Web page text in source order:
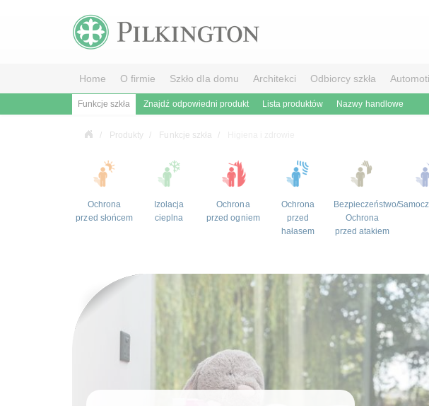
Home O firmie Szkło dla domu Architekci Odbiorcy szkła
Funkcje szkła Znajdź odpowiedni produkt Lista produktów Nazwy handlowe
Produkty Funkcje szkła
Ochrona
przed słońcem
Izolacja
cieplna
Ochrona
przed ogniem
Ochrona
przed
hałasem
Bezpieczeństwo/
Ochrona
przed atakiem